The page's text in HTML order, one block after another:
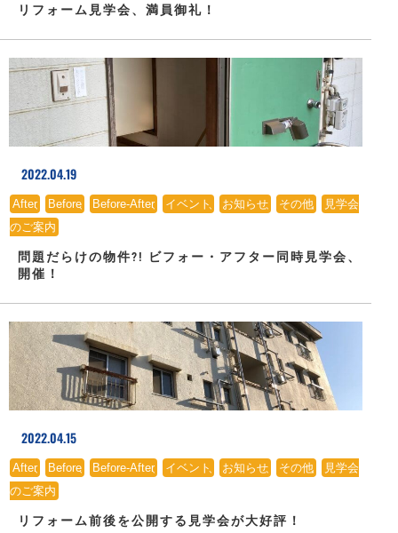
リフォーム見学会、満員御礼！
2022.04.19
After、 Before、 Before-After、 イベント、 お知らせ、 その他、
見学会
のご案内
問題だらけの物件?! ビフォー・アフター同時見学会、
開催！
2022.04.15
After、 Before、 Before-After、 イベント、 お知らせ、 その他、
見学会
のご案内
リフォーム前後を公開する見学会が大好評！